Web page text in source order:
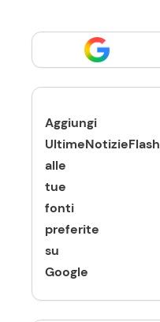
Aggiungi
UltimeNotizieFlash
alle
tue
fonti
preferite
su
Google